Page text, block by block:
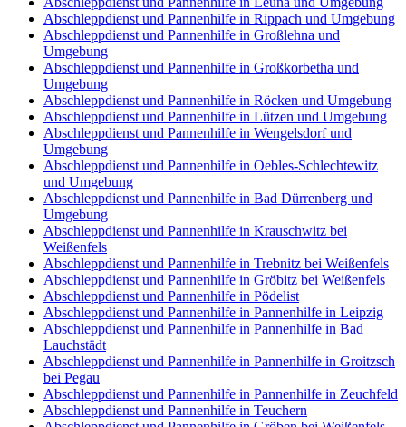
Abschleppdienst und Pannenhilfe in Rippach und Umgebung
Abschleppdienst und Pannenhilfe in Großlehna und
Umgebung
Abschleppdienst und Pannenhilfe in Großkorbetha und
Umgebung
Abschleppdienst und Pannenhilfe in Röcken und Umgebung
Abschleppdienst und Pannenhilfe in Lützen und Umgebung
Abschleppdienst und Pannenhilfe in Wengelsdorf und
Umgebung
Abschleppdienst und Pannenhilfe in Oebles-Schlechtewitz
und Umgebung
Abschleppdienst und Pannenhilfe in Bad Dürrenberg und
Umgebung
Abschleppdienst und Pannenhilfe in Krauschwitz bei
Weißenfels
Abschleppdienst und Pannenhilfe in Trebnitz bei Weißenfels
Abschleppdienst und Pannenhilfe in Gröbitz bei Weißenfels
Abschleppdienst und Pannenhilfe in Pödelist
Abschleppdienst und Pannenhilfe in Pannenhilfe in Leipzig
Abschleppdienst und Pannenhilfe in Pannenhilfe in Bad
Lauchstädt
Abschleppdienst und Pannenhilfe in Pannenhilfe in Groitzsch
bei Pegau
Abschleppdienst und Pannenhilfe in Pannenhilfe in Zeuchfeld
Abschleppdienst und Pannenhilfe in Teuchern